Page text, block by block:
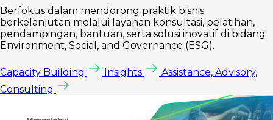
Berfokus dalam mendorong praktik bisnis
berkelanjutan melalui layanan konsultasi, pelatihan,
pendampingan, bantuan, serta solusi inovatif di bidang
Environment, Social, and Governance (ESG).
Capacity Building Insights
Assistance, Advisory,
Consulting